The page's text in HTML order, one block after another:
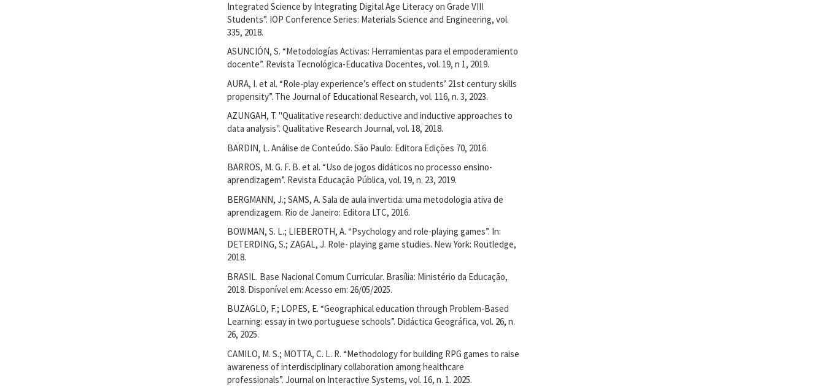
Integrated Science by Integrating Digital Age Literacy on Grade VIII
Students”. IOP Conference Series: Materials Science and Engineering, vol.
335, 2018.
ASUNCIÓN, S. “Metodologías Activas: Herramientas para el empoderamiento
docente”. Revista Tecnológica-Educativa Docentes, vol. 19, n 1, 2019.
AURA, I. et al. “Role-play experience’s effect on students’ 21st century skills
propensity”. The Journal of Educational Research, vol. 116, n. 3, 2023.
AZUNGAH, T. "Qualitative research: deductive and inductive approaches to
data analysis". Qualitative Research Journal, vol. 18, 2018.
BARDIN, L. Análise de Conteúdo. São Paulo: Editora Edições 70, 2016.
BARROS, M. G. F. B. et al. “Uso de jogos didáticos no processo ensino-
aprendizagem”. Revista Educação Pública, vol. 19, n. 23, 2019.
BERGMANN, J.; SAMS, A. Sala de aula invertida: uma metodologia ativa de
aprendizagem. Rio de Janeiro: Editora LTC, 2016.
BOWMAN, S. L.; LIEBEROTH, A. “Psychology and role-playing games”. In:
DETERDING, S.; ZAGAL, J. Role- playing game studies. New York: Routledge,
2018.
BRASIL. Base Nacional Comum Curricular. Brasília: Ministério da Educação,
2018. Disponível em: Acesso em: 26/05/2025.
BUZAGLO, F.; LOPES, E. “Geographical education through Problem-Based
Learning: essay in two portuguese schools”. Didáctica Geográfica, vol. 26, n.
26, 2025.
CAMILO, M. S.; MOTTA, C. L. R. “Methodology for building RPG games to raise
awareness of interdisciplinary collaboration among healthcare
professionals”. Journal on Interactive Systems, vol. 16, n. 1. 2025.